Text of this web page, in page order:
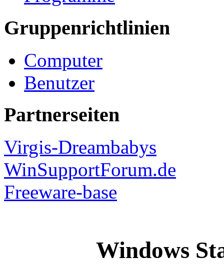
Gruppenrichtlinien
Computer
Benutzer
Partnerseiten
Virgis-Dreambabys
WinSupportForum.de
Freeware-base
Windows